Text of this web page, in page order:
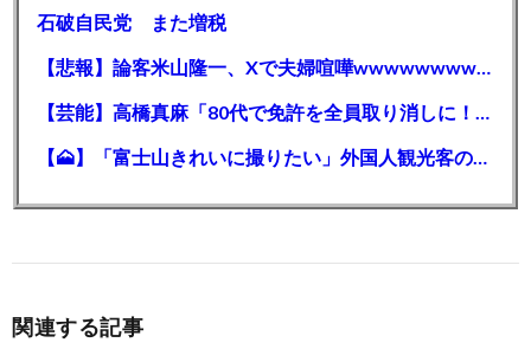
石破自民党 また増税
【悲報】論客米山隆一、Xで夫婦喧嘩wwwwwwwwwwww
【芸能】高橋真麻「80代で免許を全員取り消しに！」 高齢ドライバーの事故問題で、高齢者の運転免許取り消し法を提案
【🗻】「富士山きれいに撮りたい」外国人観光客のレンタカー事故が急増…「ハンドルが逆で慣れず」、道の狭さも
関連する記事